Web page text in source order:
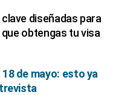
diseñadas para
obtengas tu visa
de mayo: esto ya